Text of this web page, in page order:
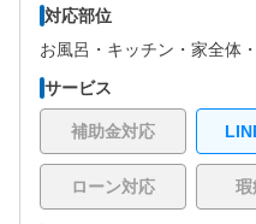
対応部位
お風呂・ キッチン・ 家全体・
サービス
補助金対応
ローン対応 瑕